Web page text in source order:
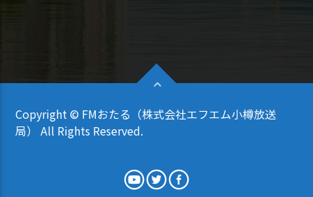
Copyright © FMおたる（株式会社エフエム小樽放送
局） All Rights Reserved.